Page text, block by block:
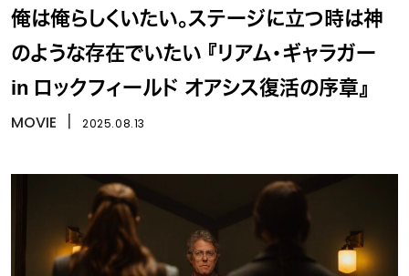
俺は俺らしくいたい。ステージに立つ時は神
のような存在でいたい 『リアム・ギャラガー
in ロックフィールド オアシス復活の序章』
MOVIE 2025.08.13